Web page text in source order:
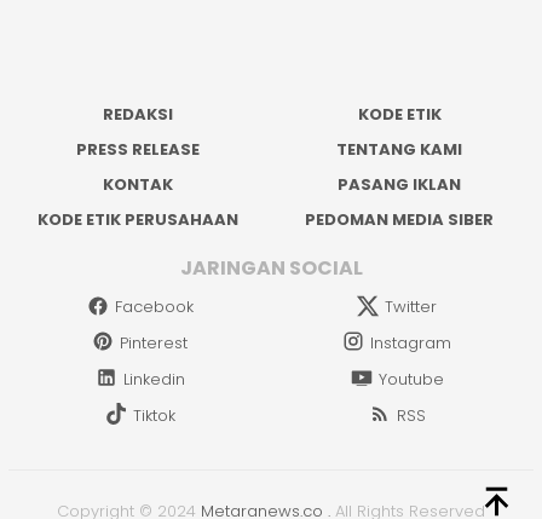
REDAKSI
KODE ETIK
PRESS RELEASE
TENTANG KAMI
KONTAK
PASANG IKLAN
KODE ETIK PERUSAHAAN
PEDOMAN MEDIA SIBER
JARINGAN SOCIAL
Facebook
Twitter
Pinterest
Instagram
Linkedin
Youtube
Tiktok
RSS
Copyright © 2024 Metaranews.co . All Rights Reserved